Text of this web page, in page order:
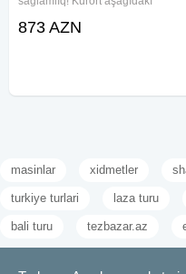
Müalicəvi radon termal suları ilə
873 AZN
masinlar xidmetler
turkiye turlari laza turu
bali turu tezbazar.az